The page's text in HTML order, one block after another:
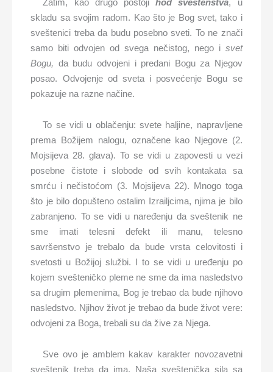
skladu sa svojim radom. Kao što je Bog svet, tako i
sveštenici treba da budu posebno sveti. To ne znači
samo biti odvojen od svega nečistog, nego i svet
Bogu, da budu odvojeni i predani Bogu za Njegov
posao. Odvojenje od sveta i posvećenje Bogu se
pokazuje na razne načine.
To se vidi u oblačenju: svete haljine, napravljene
prema Božijem nalogu, označene kao Njegove (2.
Mojsijeva 28. glava). To se vidi u zapovesti u vezi
posebne čistote i slobode od svih kontakata sa
smrću i nečistoćom (3. Mojsijeva 22). Mnogo toga
što je bilo dopušteno ostalim Izrailjcima, njima je bilo
zabranjeno. To se vidi u naređenju da sveštenik ne
sme imati telesni defekt ili manu, telesno
savršenstvo je trebalo da bude vrsta celovitosti i
svetosti u Božijoj službi. I to se vidi u uređenju po
kojem svešteničko pleme ne sme da ima nasledstvo
sa drugim plemenima, Bog je trebao da bude njihovo
nasledstvo. Njihov život je trebao da bude život vere:
odvojeni za Boga, trebali su da žive za Njega.
Sve ovo je amblem kakav karakter novozavetni
sveštenik treba da ima. Naša sveštenička sila sa